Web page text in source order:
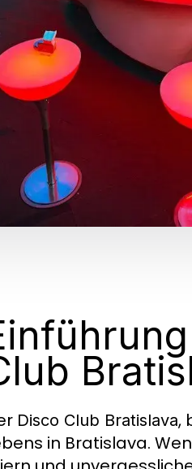
Disco Club Bratislava,
in Bratislava.